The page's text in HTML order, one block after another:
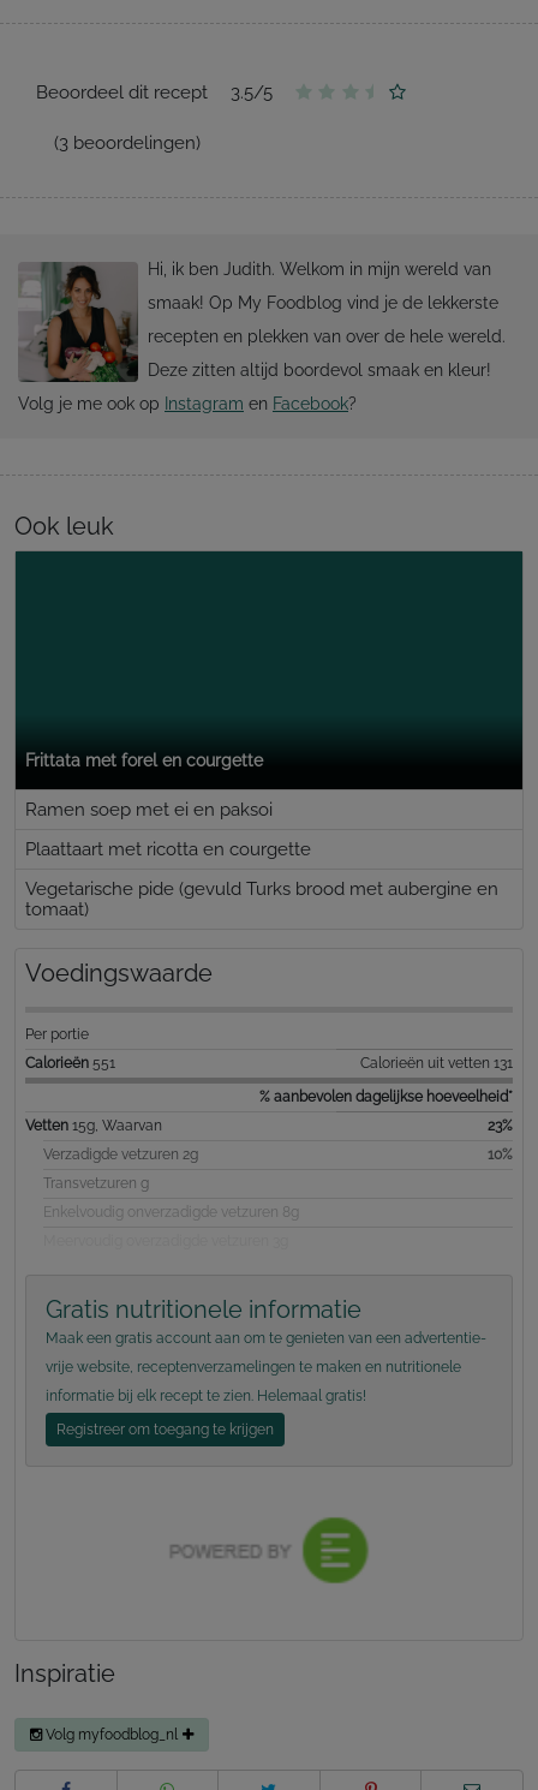
Beoordeel dit recept 3.5/5
(3 beoordelingen)
Hi, ik ben Judith. Welkom in mijn wereld van
smaak! Op My Foodblog vind je de lekkerste
recepten en plekken van over de hele wereld.
Deze zitten altijd boordevol smaak en kleur!
Volg je me ook op Instagram en Facebook?
Ook leuk
Frittata met forel en courgette
Ramen soep met ei en paksoi
Plaattaart met ricotta en courgette
Vegetarische pide (gevuld Turks brood met aubergine en
tomaat)
Voedingswaarde
Per portie
Calorieën 551
Calorieën uit vetten 131
% aanbevolen dagelijkse hoeveelheid*
Vetten 15g, Waarvan
23%
Verzadigde vetzuren 2g
10%
Transvetzuren g
Enkelvoudig onverzadigde vetzuren 8g
Gratis nutritionele informatie
Maak een gratis account aan om te genieten van een advertentie-
vrije website, receptenverzamelingen te maken en nutritionele
informatie bij elk recept te zien. Helemaal gratis!
Registreer om toegang te krijgen
Inspiratie
Volg myfoodblog_nl